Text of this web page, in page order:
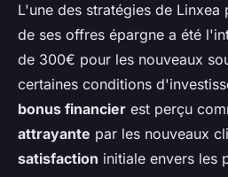
L'une des stratégies de
de ses offres épargne a été
de 300€ pour les nouveaux
certaines conditions
bonus financier est perçu
attrayante par les nouveaux
satisfaction initiale envers les